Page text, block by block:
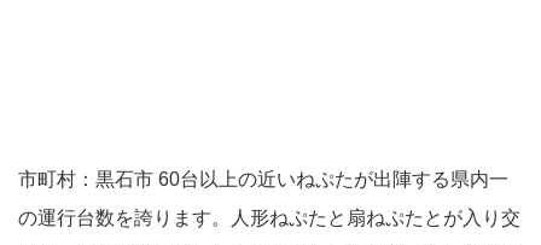
市町村：黒石市 60台以上の近いねぷたが出陣する県内一
の運行台数を誇ります。人形ねぷたと扇ねぷたとが入り交